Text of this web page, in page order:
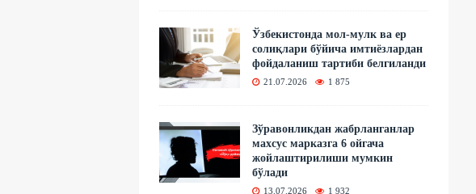
Ўзбекистонда мол-мулк ва ер
солиқлари бўйича имтиёзлардан
фойдаланиш тартиби белгиланди
21.07.2026 1 875
Зўравонликдан жабрланганлар
махсус марказга 6 ойгача
жойлаштирилиши мумкин
бўлади
13.07.2026 1 932